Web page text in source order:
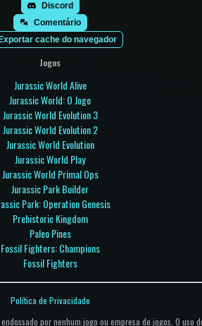
Discord
Comentário
Exportar cache do navegador
Jogos
Jurassic World Alive
Jurassic World: O Jogo
Jurassic World Evolution 3
Jurassic World Evolution 2
Jurassic World Evolution
Jurassic World Play
Jurassic World Primal Ops
Jurassic Park Builder
Park: Operation Genesis
Prehistoric Kingdom
Paleo Pines
Fossil Fighters: Champions
Fossil Fighters
por nenhum jogo ou empresa de jogos. O uso
Política de Privacidade